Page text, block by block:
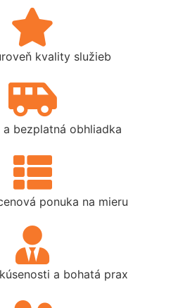
kvality služieb
a bezplatná obhliadka
ponuka na mieru
a bohatá prax